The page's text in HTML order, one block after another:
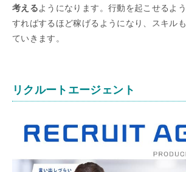
考えるようになります。行動を起こせるよ
すればするほど稼げるようになり、スキル
ていきます。
リクルートエージェント